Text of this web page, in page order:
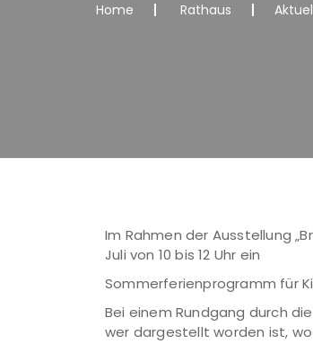
Home Rathaus
Im Rahmen der Ausstellung
Juli von 10 bis 12 Uhr ein
Sommerferienprogramm für
Bei einem Rundgang durch
wer dargestellt worden ist,